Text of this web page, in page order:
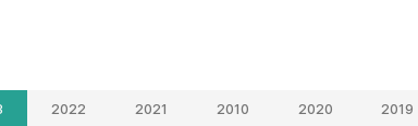
2022 2021 2010 2020 2019